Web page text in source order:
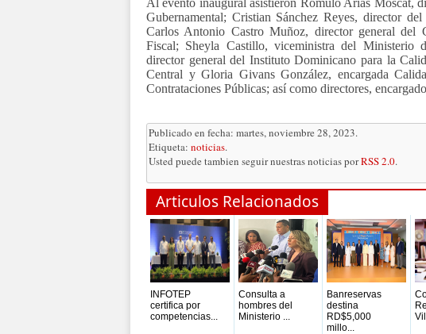
Al evento inaugural asistieron Rómulo Arias Moscat,
Gubernamental; Cristian Sánchez Reyes, director
Carlos Antonio Castro Muñoz, director general del
Fiscal; Sheyla Castillo, viceministra del Ministerio
director general del Instituto Dominicano para la
Central y Gloria Givans González, encargada
Contrataciones Públicas; así como directores,
Publicado en fecha: martes, noviembre 28, 2023.
Etiqueta: noticias.
Usted puede tambien seguir nuestras noticias porRSS 2.0.
Articulos Relacionados
INFOTEP
certifica por
competencias...
Consulta a
hombres del
Ministerio ...
Banreservas
destina
RD$5,000
millo...